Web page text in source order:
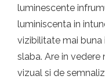
luminescente
luminiscenta in
vizibilitate mai buna
slaba. Are in
vizual si de